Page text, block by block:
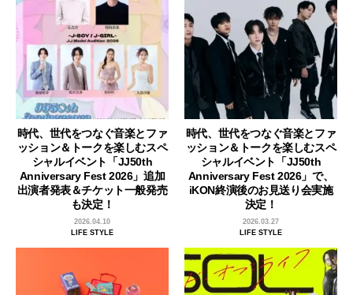
時代、世代をつなぐ音楽とファ
ッション＆トークを楽しむスペ
シャルイベント「JJ50th
Anniversary Fest 2026」追加
出演者発表＆チケット一般発売
も決定！
2026.04.10
LIFE STYLE
時代、世代をつなぐ音楽とファ
ッション＆トークを楽しむスペ
シャルイベント「JJ50th
Anniversary Fest 2026」で、
iKON終演後のお見送り会実施
決定！
2026.03.27
LIFE STYLE